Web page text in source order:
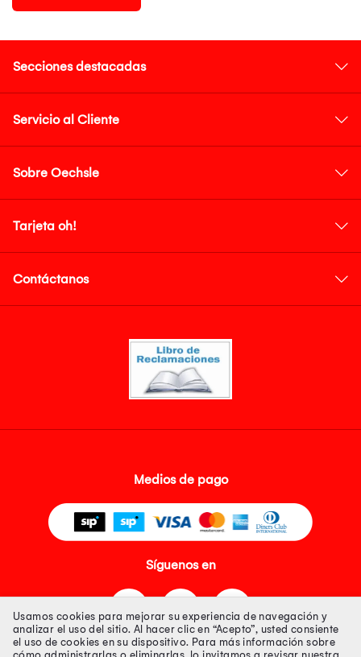
Secciones destacadas
Servicio al Cliente
Sobre Oechsle
Tarjeta oh!
Contáctanos
Medios de pago
Síguenos en
Usamos cookies para mejorar su experiencia de navegación y
analizar el uso del sitio. Al hacer clic en “Acepto”, usted consiente
el uso de cookies en su dispositivo. Para más información sobre